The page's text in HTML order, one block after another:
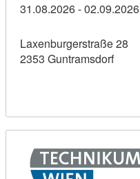
31.08.2026 - 02.09.2026
Laxenburgerstraße 28
2353 Guntramsdorf